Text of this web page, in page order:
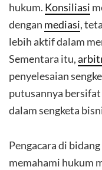
hukum. Konsiliasi
dengan mediasi,
lebih aktif dalam
Sementara itu,
penyelesaian
putusannya
dalam sengketa
Pengacara di
memahami hukum